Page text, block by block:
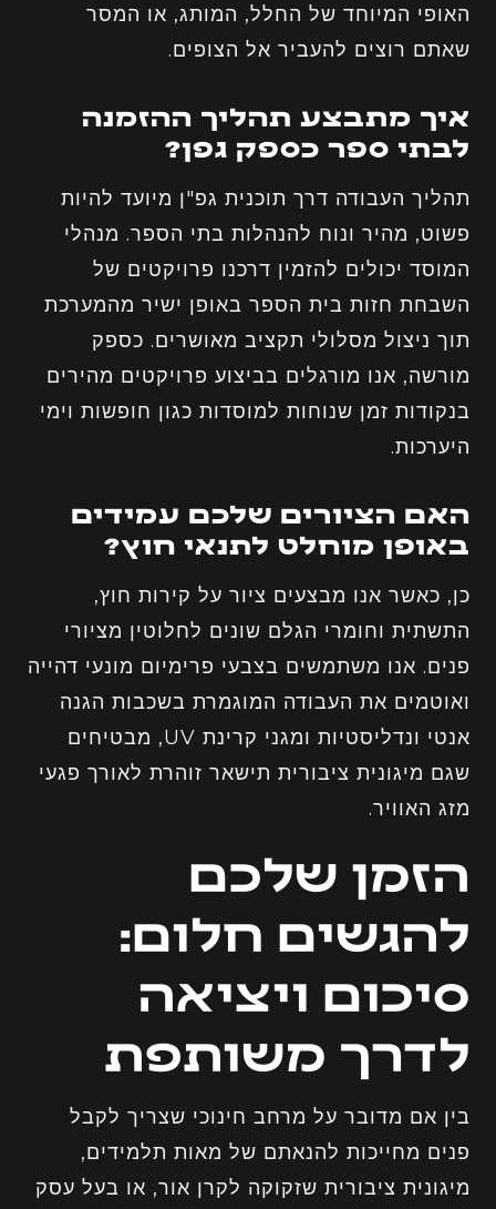
האופי המיוחד של החלל, המותג, או המסר
שאתם רוצים להעביר אל הצופים.
איך מתבצע תהליך ההזמנה
לבתי ספר כספק גפן?
תהליך העבודה דרך תוכנית גפ"ן מיועד להיות
פשוט, מהיר ונוח להנהלות בתי הספר. מנהלי
המוסד יכולים להזמין דרכנו פרויקטים של
השבחת חזות בית הספר באופן ישיר מהמערכת
תוך ניצול מסלולי תקציב מאושרים. כספק
מורשה, אנו מורגלים בביצוע פרויקטים מהירים
בנקודות זמן שנוחות למוסדות כגון חופשות וימי
היערכות.
האם הציורים שלכם עמידים
באופן מוחלט לתנאי חוץ?
כן, כאשר אנו מבצעים ציור על קירות חוץ,
התשתית וחומרי הגלם שונים לחלוטין מציורי
פנים. אנו משתמשים בצבעי פרימיום מונעי דהייה
ואוטמים את העבודה המוגמרת בשכבות הגנה
אנטי ונדליסטיות ומגני קרינת UV, מבטיחים
שגם מיגונית ציבורית תישאר זוהרת לאורך פגעי
מזג האוויר.
הזמן שלכם
להגשים חלום:
סיכום ויציאה
לדרך משותפת
בין אם מדובר על מרחב חינוכי שצריך לקבל
פנים מחייכות להנאתם של מאות תלמידים,
מיגונית ציבורית שזקוקה לקרן אור, או בעל עסק